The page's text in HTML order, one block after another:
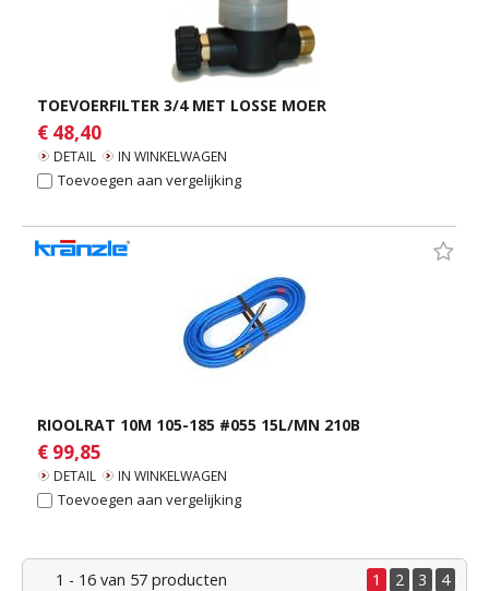
TOEVOERFILTER 3/4 MET LOSSE MOER
€ 48,40
DETAIL IN WINKELWAGEN
Toevoegen aan vergelijking
RIOOLRAT 10M 105-185 #055 15L/MN 210B
€ 99,85
DETAIL IN WINKELWAGEN
Toevoegen aan vergelijking
1 - 16 van 57 producten 1 2 3 4